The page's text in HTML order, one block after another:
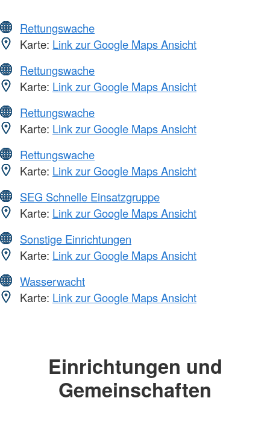
Rettungswache
Karte: Link zur Google Maps Ansicht
Rettungswache
Karte: Link zur Google Maps Ansicht
Rettungswache
Karte: Link zur Google Maps Ansicht
Rettungswache
Karte: Link zur Google Maps Ansicht
SEG Schnelle Einsatzgruppe
Karte: Link zur Google Maps Ansicht
Sonstige Einrichtungen
Karte: Link zur Google Maps Ansicht
Wasserwacht
Karte: Link zur Google Maps Ansicht
Einrichtungen und
Gemeinschaften